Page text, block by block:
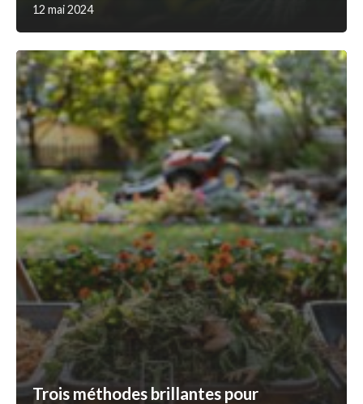
12 mai 2024
Trois méthodes brillantes pour